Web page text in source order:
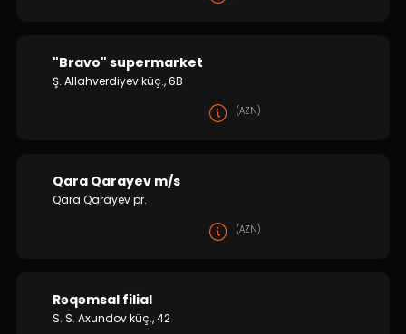
"Bravo" supermarket
Ş. Allahverdiyev küç., 6B
(AZN)
Qara Qarayev m/s
Qara Qarayev pr.
(AZN)
Rəqəmsal filial
S. S. Axundov küç., 42